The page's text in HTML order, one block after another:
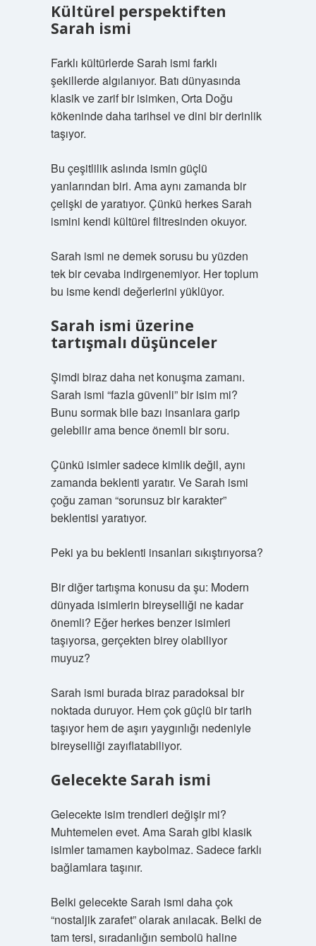
Kültürel perspektiften
Sarah ismi
Farklı kültürlerde Sarah ismi farklı
şekillerde algılanıyor. Batı dünyasında
klasik ve zarif bir isimken, Orta Doğu
kökeninde daha tarihsel ve dini bir derinlik
taşıyor.
Bu çeşitlilik aslında ismin güçlü
yanlarından biri. Ama aynı zamanda bir
çelişki de yaratıyor. Çünkü herkes Sarah
ismini kendi kültürel filtresinden okuyor.
Sarah ismi ne demek sorusu bu yüzden
tek bir cevaba indirgenemiyor. Her toplum
bu isme kendi değerlerini yüklüyor.
Sarah ismi üzerine
tartışmalı düşünceler
Şimdi biraz daha net konuşma zamanı.
Sarah ismi “fazla güvenli” bir isim mi?
Bunu sormak bile bazı insanlara garip
gelebilir ama bence önemli bir soru.
Çünkü isimler sadece kimlik değil, aynı
zamanda beklenti yaratır. Ve Sarah ismi
çoğu zaman “sorunsuz bir karakter”
beklentisi yaratıyor.
Peki ya bu beklenti insanları sıkıştırıyorsa?
Bir diğer tartışma konusu da şu: Modern
dünyada isimlerin bireyselliği ne kadar
önemli? Eğer herkes benzer isimleri
taşıyorsa, gerçekten birey olabiliyor
muyuz?
Sarah ismi burada biraz paradoksal bir
noktada duruyor. Hem çok güçlü bir tarih
taşıyor hem de aşırı yaygınlığı nedeniyle
bireyselliği zayıflatabiliyor.
Gelecekte Sarah ismi
Gelecekte isim trendleri değişir mi?
Muhtemelen evet. Ama Sarah gibi klasik
isimler tamamen kaybolmaz. Sadece farklı
bağlamlara taşınır.
Belki gelecekte Sarah ismi daha çok
“nostaljik zarafet” olarak anılacak. Belki de
tam tersi, sıradanlığın sembolü haline